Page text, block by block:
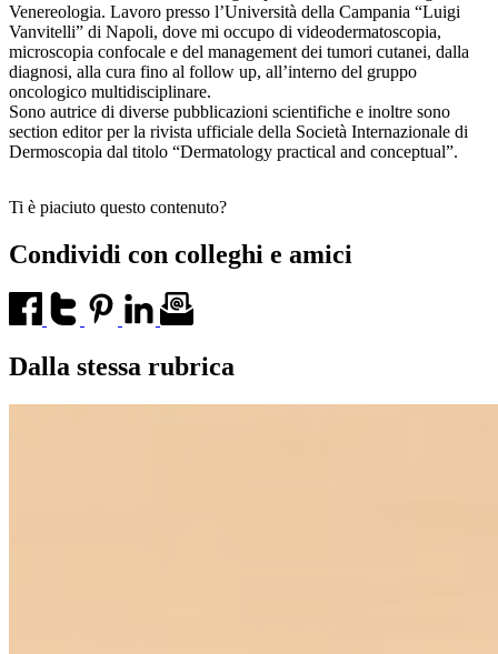
Venereologia. Lavoro presso l’Università della Campania “Luigi
Vanvitelli” di Napoli, dove mi occupo di videodermatoscopia,
microscopia confocale e del management dei tumori cutanei, dalla
diagnosi, alla cura fino al follow up, all’interno del gruppo
oncologico multidisciplinare.
Sono autrice di diverse pubblicazioni scientifiche e inoltre sono
section editor per la rivista ufficiale della Società Internazionale di
Dermoscopia dal titolo “Dermatology practical and conceptual”.
Ti è piaciuto questo contenuto?
Condividi con colleghi e amici
Dalla stessa rubrica